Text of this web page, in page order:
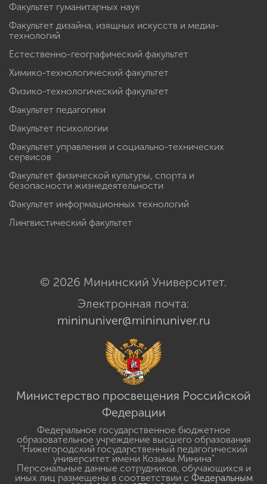
Факультет гуманитарных наук
Факультет дизайна, изящных искусств и медиа-
технологий
Естественно-географический факультет
Химико-технологический факультет
Физико-технологический факультет
Факультет педагогики
Факультет психологии
Факультет управления и социально-технических
сервисов
Факультет физической культуры, спорта и
безопасности жизнедеятельности
Факультет информационных технологий
Лингвистический факультет
© 2026 Мининский Университет.
Электронная почта:
mininuniver@mininuniver.ru
Министерство просвещения Российской
Федерации
Федеральное государственное бюджетное
образовательное учреждение высшего образования
"Нижегородский государственный педагогический
университет имени Козьмы Минина"
Персональные данные сотрудников, обучающихся и
иных лиц размещены в соответствии с Федеральным